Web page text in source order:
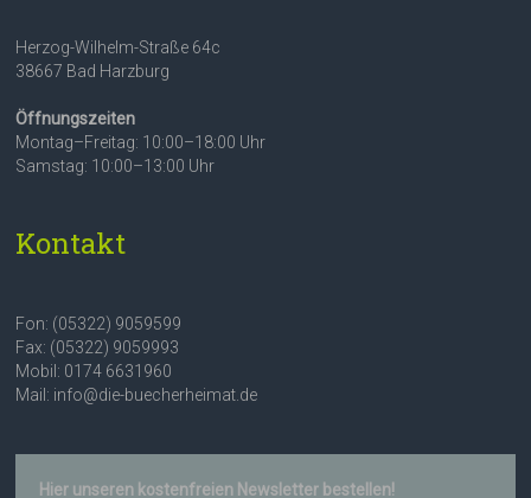
Herzog-Wilhelm-Straße 64c
38667 Bad Harzburg
Öffnungszeiten
Montag–Freitag: 10:00–18:00 Uhr
Samstag: 10:00–13:00 Uhr
Kontakt
Fon: (05322) 9059599
Fax: (05322) 9059993
Mobil: 0174 6631960
Mail: info@die-buecherheimat.de
Hier unseren kostenfreien Newsletter bestellen!